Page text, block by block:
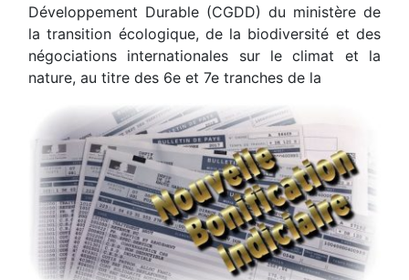
Développement Durable (CGDD) du ministère de
la transition écologique, de la biodiversité et des
négociations internationales sur le climat et la
nature, au titre des 6e et 7e tranches de la